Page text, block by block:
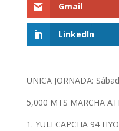
Gmail
LinkedIn
UNICA JORNADA:
5,000 MTS MARCHA
1. YULI CAPCHA 94